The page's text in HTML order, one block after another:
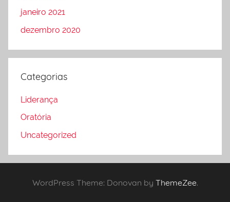
janeiro 2021
dezembro 2020
Categorias
Liderança
Oratória
Uncategorized
WordPress Theme: Donovan by ThemeZee.